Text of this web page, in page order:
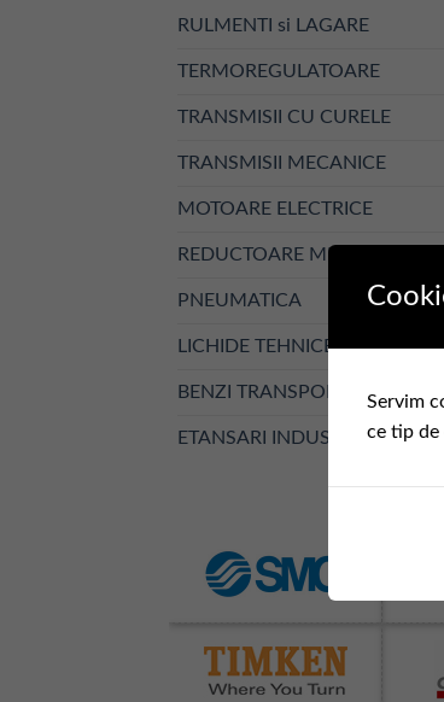
RULMENTI si LAGARE
TERMOREGULATOARE
TRANSMISII CU CURELE
TRANSMISII MECANICE
MOTOARE ELECTRICE
REDUCTOARE MECANICE
PNEUMATICA
LICHIDE TEHNICE
BENZI TRANSPORTOARE
ETANSARI INDUSTRIALE
Servim
ce tip de